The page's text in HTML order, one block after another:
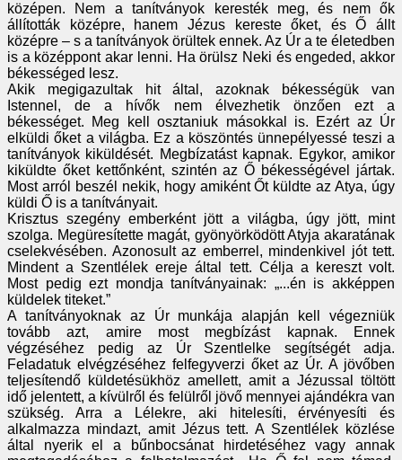
középen. Nem a tanítványok keresték meg, és nem ők
állították középre, hanem Jézus kereste őket, és Ő állt
középre – s a tanítványok örültek ennek. Az Úr a te életedben
is a középpont akar lenni. Ha örülsz Neki és engeded, akkor
békességed lesz.
Akik megigazultak hit által, azoknak békességük van
Istennel, de a hívők nem élvezhetik önzően ezt a
békességet. Meg kell osztaniuk másokkal is. Ezért az Úr
elküldi őket a világba. Ez a köszöntés ünnepélyessé teszi a
tanítványok kiküldését. Megbízatást kapnak. Egykor, amikor
kiküldte őket kettőnként, szintén az Ő békességével jártak.
Most arról beszél nekik, hogy amiként Őt küldte az Atya, úgy
küldi Ő is a tanítványait.
Krisztus szegény emberként jött a világba, úgy jött, mint
szolga. Megüresítette magát, gyönyörködött Atyja akaratának
cselekvésében. Azonosult az emberrel, mindenkivel jót tett.
Mindent a Szentlélek ereje által tett. Célja a kereszt volt.
Most pedig ezt mondja tanítványainak: „...én is akképpen
küldelek titeket.”
A tanítványoknak az Úr munkája alapján kell végezniük
tovább azt, amire most megbízást kapnak. Ennek
végzéséhez pedig az Úr Szentlelke segítségét adja.
Feladatuk elvégzéséhez felfegyverzi őket az Úr. A jövőben
teljesítendő küldetésükhöz amellett, amit a Jézussal töltött
idő jelentett, a kívülről és felülről jövő mennyei ajándékra van
szükség. Arra a Lélekre, aki hitelesíti, érvényesíti és
alkalmazza mindazt, amit Jézus tett. A Szentlélek közlése
által nyerik el a bűnbocsánat hirdetéséhez vagy annak